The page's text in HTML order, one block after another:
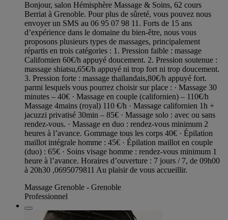
Bonjour, salon Hémisphère Massage & Soins, 62 cours
Berriat à Grenoble. Pour plus de sûreté, vous pouvez nous
envoyer un SMS au 06 95 07 98 11. Forts de 15 ans
d’expérience dans le domaine du bien-être, nous vous
proposons plusieurs types de massages, principalement
répartis en trois catégories : 1. Pression faible : massage
Californien 60€/h appuyé doucement. 2. Pression soutenue :
massage shiatsu,65€/h appuyé ni trop fort ni trop doucement.
3. Pression forte : massage thaïlandais,80€/h appuyé fort.
parmi lesquels vous pourrez choisir sur place : · Massage 30
minutes – 40€ · Massage en couple (californien) – 110€/h
Massage 4mains (royal) 110 €/h · Massage californien 1h +
jacuzzi privatisé 30min – 85€ · Massage solo : avec ou sans
rendez-vous. · Massage en duo : rendez-vous minimum 2
heures à l’avance. Gommage tous les corps 40€ · Épilation
maillot intégrale homme : 45€ · Épilation maillot en couple
(duo) : 65€ · Soins visage homme : rendez-vous minimum 1
heure à l’avance. Horaires d’ouverture : 7 jours / 7, de 09h00
à 20h30 ,0695079811 Au plaisir de vous accueillir.
Massage Grenoble - Grenoble
Professionnel